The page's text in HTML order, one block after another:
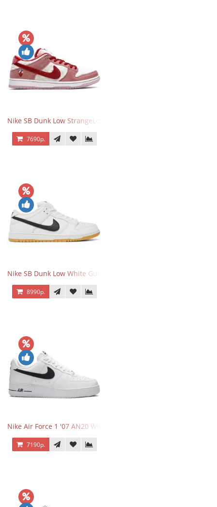
Nike SB Dunk Low StrangeLove Valentine's Day
7690р.
Nike SB Dunk Low White Gum
8990р.
Nike Air Force 1 '07 AN20 White Black
7190р.